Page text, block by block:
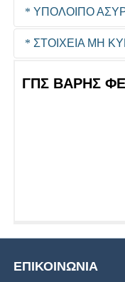
ΥΠΟΛΟΙΠΟ
ΣΤΟΙΧΕΙΑ ΜΗ
ΓΠΣ ΒΑΡΗΣ
ΕΠΙΚΟΙΝΩΝΙΑ